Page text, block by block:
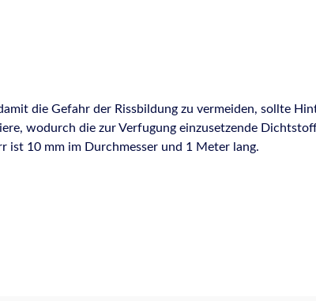
die Gefahr der Rissbildung zu vermeiden, sollte
zur Verfugung einzusetzende Dichtstoffmenge begrenzt wird.
ist 10 mm im Durchmesser und 1 Meter lang.